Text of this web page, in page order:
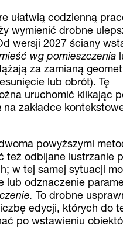
ułatwią codzienną
wymienić drobne
wersji 2027 ściany
wg pomieszczenia
za zamianą
lub obrót). Tę
uruchomić klikając
na zakładce
powyższymi
też odbijane lustrzanie
w tej samej sytuacji
lub odznaczenie
To drobne
edycji, których do
po wstawieniu